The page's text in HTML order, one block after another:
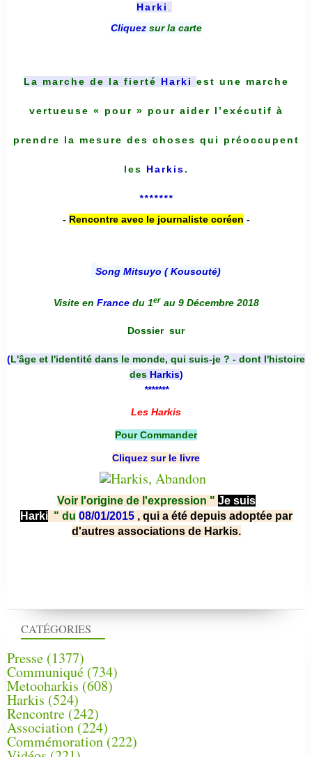
CATÉGORIES
Presse (1377)
Communiqué (734)
Metooharkis (608)
Harkis (524)
Rencontre (242)
Association (224)
Commémoration(222)
Harki
Cliquez sur la carte
La marche de la fierté Harki est une marche
vertueuse « pour » pour aider l’exécutif à
prendre la mesure des choses qui préoccupent
les Harkis.
*******
- Rencontre avec le journaliste coréen -
Song Mitsuyo ( Kousouté)
Visite en France du 1er au 9 Décembre 2018
Dossier sur
(L'âge et l'identité dans le monde, qui suis-je ? - dont l'histoire
des Harkis)
*******
Les Harkis
Pour Commander
Cliquez sur le livre
Voir l'origine de l'expression " Je suis
Harki " du 08/01/2015 , qui a été depuis adoptée par
d'autres associations de Harkis.